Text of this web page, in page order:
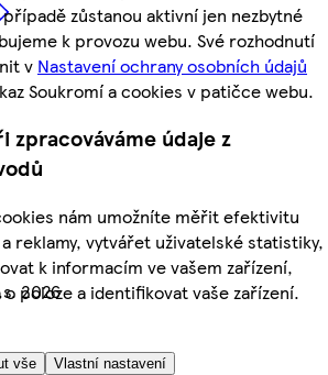
zůstanou aktivní jen nezbytné
k provozu webu. Své rozhodnutí
v Nastavení ochrany osobních údajů
Soukromí a cookies v patičce webu.
zpracováváme údaje z
nám umožníte měřit efektivitu
reklamy, vytvářet uživatelské statistiky,
k informacím ve vašem zařízení,
poloze a identifikovat vaše zařízení.
vše Vlastní nastavení
2026